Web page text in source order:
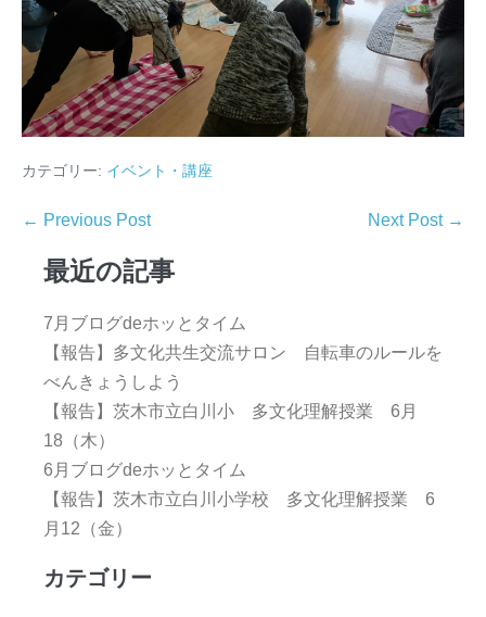
カテゴリー: イベント・講座
← Previous Post Next Post →
最近の記事
7月ブログdeホッとタイム
【報告】多文化共生交流サロン 自転車のルールを
べんきょうしよう
【報告】茨木市立白川小 多文化理解授業 6月
18（木）
6月ブログdeホッとタイム
【報告】茨木市立白川小学校 多文化理解授業 6
月12（金）
カテゴリー